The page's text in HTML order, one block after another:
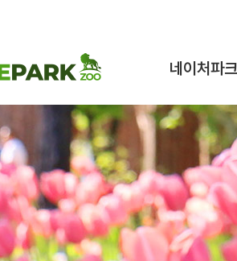
네이처파크
네이처파크 이
구조동물 스토
시설안내